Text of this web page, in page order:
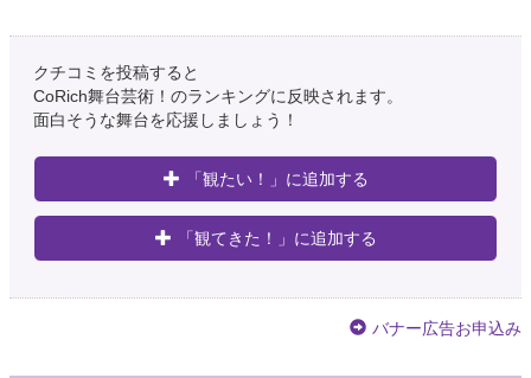
クチコミを投稿すると
CoRich舞台芸術！のランキングに反映されます。
面白そうな舞台を応援しましょう！
「観たい！」に追加する
「観てきた！」に追加する
バナー広告お申込み